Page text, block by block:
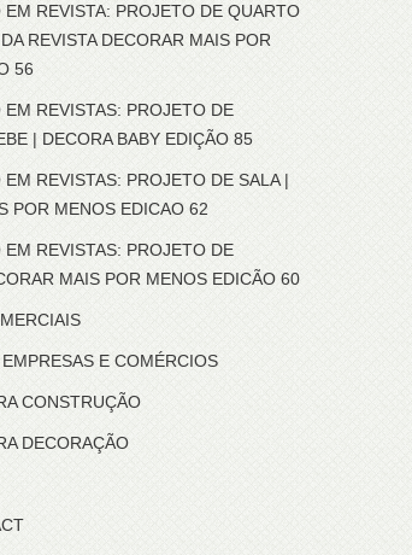
EM REVISTA: PROJETO DE QUARTO
REVISTA DECORAR MAIS POR
56
EM REVISTAS: PROJETO DE
| DECORA BABY EDIÇÃO 85
EM REVISTAS: PROJETO DE SALA |
POR MENOS EDICAO 62
EM REVISTAS: PROJETO DE
MAIS POR MENOS EDICÃO 60
E COMÉRCIOS
CONSTRUÇÃO
DECORAÇÃO